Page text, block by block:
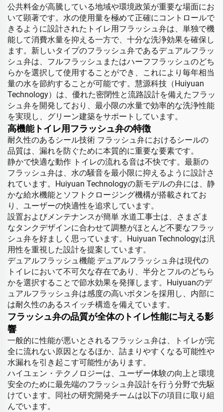
公共料金が高騰している地域や環境政策が重要な場面にお
いて顕著です。水の使用量を極めて正確にコントロールで
きるように設計されたトイレ用フラッシュ弁は、単独で機
能して消費水量を抑える一方で、十分な洗浄効果を確保し
ます。新しいタイプのフラッシュ弁であるデュアルフラッ
シュ弁は、フルフラッシュまたはハーフフラッシュのどち
らかを選択して使用することができ、これにより毎年相当
量の水を節約することが可能です。慧源科技（Huiyuan
Technology）は、優れた密閉性と流路設計を備えたフラッ
シュ弁を開発しており、最小限の水量で効率的な洗浄性能
を実現し、グリーン建築をサポートしています。
高機能トイレ用フラッシュ弁の特徴
耐久性のあるシール技術 フラッシュ弁におけるシールの
品質は、漏れを防ぐために本質的に重要な要素です。
静かで快適な動作 トイレの流れる音は不快です。最新の
フラッシュ弁は、水の騒音を最小限に抑えるように設計さ
れています。Huiyuan Technologyの新モデルの弁には、静
かな給水機能とソフトクロージング機構が搭載されてお
り、ユーザーの快適性を追求しています。
設置およびメンテナンスが簡単 水道工事士は、さまざま
なタンクデザインに合わせて調整がほとんど不要なフラッ
シュ弁を好ましく思っています。Huiyuan Technologyは汎
用性を重視した設計を提案しています。
デュアルフラッシュ機能 デュアルフラッシュ弁は現代の
トイレにおいて不可欠な存在であり、半分とフルのどちら
かを選択することで節水効果を発揮します。Huiyuanのデ
ュアルフラッシュ弁は感度の高いボタンを採用し、内部に
は耐久性のあるスイッチ構造を備えています。
フラッシュ弁の品質が全体のトイレ性能に与える影
響
一般的に性能が悪いとされるフラッシュ弁は、トイレが完
全に流れない原因となるほか、詰まりやすくなる可能性や
水漏れを引き起こす可能性があります。
ハイユェン・テクノロジーは、ユーザー体験の向上と環境
安全のために最先端のフラッシュ弁設計を行う分野で先駆
けています。同社の研究開発チームは以下の項目に取り組
んでいます。